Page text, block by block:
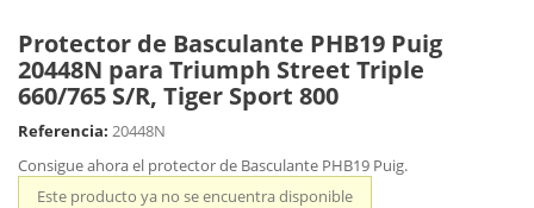
Protector de Basculante PHB19 Puig
20448N para Triumph Street Triple
660/765 S/R, Tiger Sport 800
Referencia: 20448N
Consigue ahora el protector de Basculante PHB19 Puig.
Este producto ya no se encuentra disponible